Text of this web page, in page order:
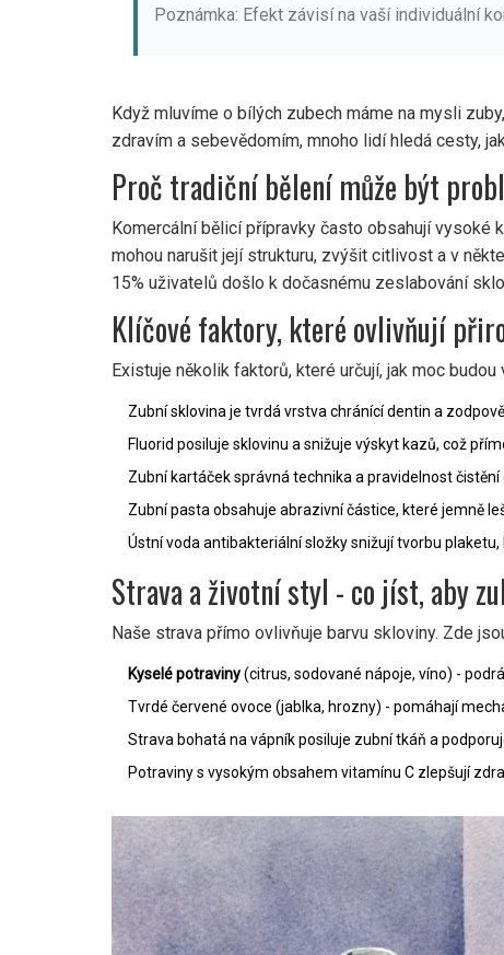
Poznámka: Efekt závisí na vaší individuální
Když mluvíme o bílých zubech máme na mysli
zdravím a sebevědomím, mnoho lidí hledá cesty,
Proč tradiční bělení může být
Komercální bělicí přípravky často obsahují vysoké
mohou narušit její strukturu, zvýšit citlivost a v
15% uživatelů došlo k dočasnému zeslabování
Klíčové faktory, které ovlivňují
Existuje několik faktorů, které určují, jak moc
Zubní sklovinaje tvrdá vrstva chránící dentin a
Fluorid posiluje sklovinu a snižuje výskyt kazů, což
Zubní kartáčeksprávná technika a pravidelnost
Zubní pastaobsahuje abrazivní částice, které jemně
Ústní vodaantibakteriální složky snižují tvorbu
Strava a životní styl - co jíst, aby
Naše strava přímo ovlivňuje barvu skloviny. Zde
Kyselé potraviny(citrus, sodované nápoje, víno) -
Tvrdé červené ovoce (jablka, hrozny) - pomáhají
Strava bohatá navápníkposiluje zubní tkáň a
Potraviny s vysokým obsahem vitamínu C zlepšují